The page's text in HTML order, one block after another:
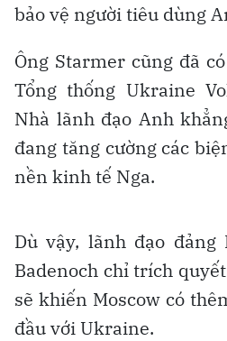
bảo vệ người tiêu dùng
Ông Starmer cũng đã
Tổng thống Ukraine
Nhà lãnh đạo Anh
đang tăng cường các
nền kinh tế Nga.
Dù vậy, lãnh đạo
Badenoch chỉ trích
sẽ khiến Moscow có
đầu với Ukraine.